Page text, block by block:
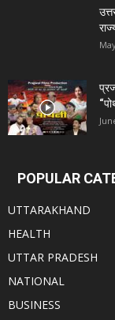
POPULAR
UTTARAKHAND
HEALTH
UTTAR PRADESH
NATIONAL
BUSINESS